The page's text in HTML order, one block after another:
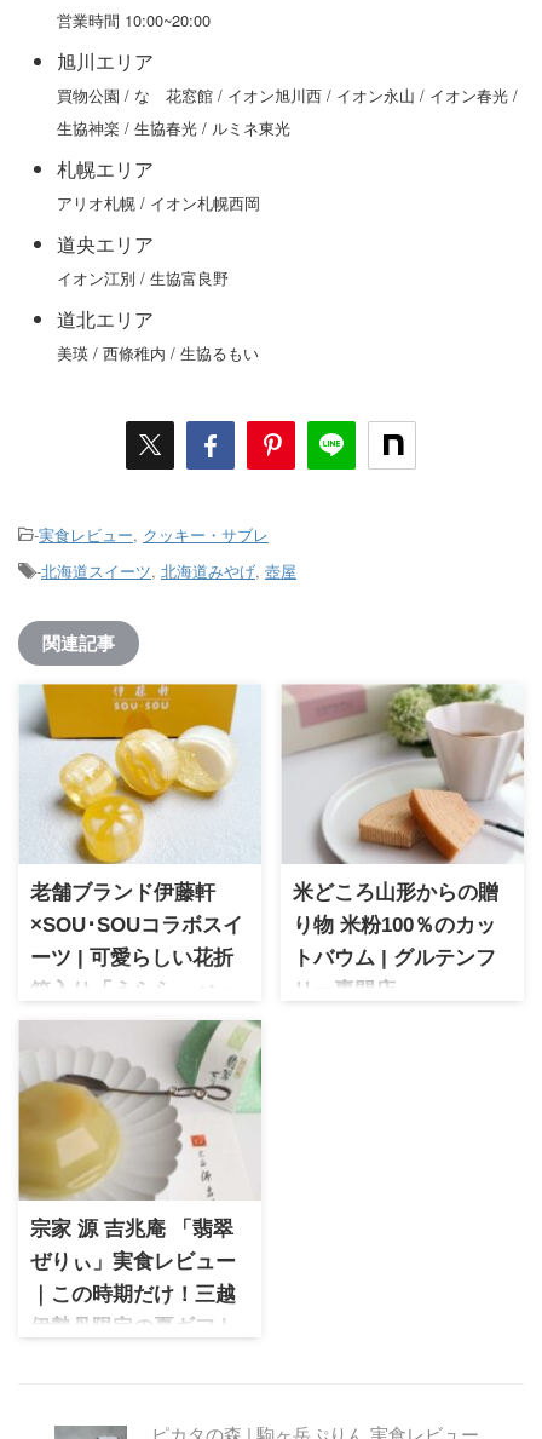
営業時間 10:00~20:00
旭川エリア
買物公園 / なゝ花窓館 / イオン旭川西 / イオン永山 / イオン春光 /
生協神楽 / 生協春光 / ルミネ東光
札幌エリア
アリオ札幌 / イオン札幌西岡
道央エリア
イオン江別 / 生協富良野
道北エリア
美瑛 / 西條稚内 / 生協るもい
-実食レビュー, クッキー・サブレ
-北海道スイーツ, 北海道みやげ, 壺屋
関連記事
老舗ブランド伊藤軒
×SOU･SOUコラボスイ
ーツ | 可愛らしい花折
箱入り「うらら・べっ
こう飴」
京都の老舗和菓子ブランド伊
藤軒とポップなテキスタイル
で人気のSOU･SOUとのコラボ
京菓子。ポップな和菓子は外
国の方にも人気のおみやげで
す。かわいらしいデザインで
ススメの商品が盛りだくさ
ん！
米どころ山形からの贈
り物 米粉100％のカッ
トバウム | グルテンフ
リー専門店
宗家 源 吉兆庵 「翡翠
ぜりぃ」実食レビュー
｜この時期だけ！三越
伊勢丹限定の夏ギフト
ピカタの森 | 駒ヶ岳ぷりん 実食レビュー